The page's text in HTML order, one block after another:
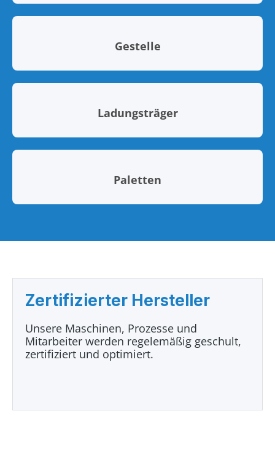
Gestelle
Ladungsträger
Paletten
Zertifizierter Hersteller
Unsere Maschinen, Prozesse und
Mitarbeiter werden regelemäßig geschult,
zertifiziert und optimiert.